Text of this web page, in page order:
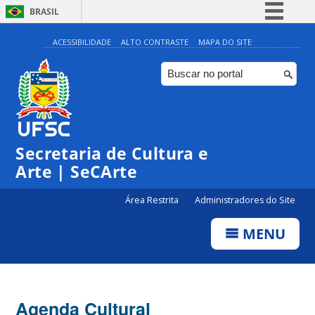
BRASIL
Simplifique!
Comunica BR
Participe
ACESSIBILIDADE ALTO CONTRASTE MAPA DO SITE
Secretaria de Cultura e
Arte | SeCArte
Área Restrita Administradores do Site
MENU
Agenda Cultural